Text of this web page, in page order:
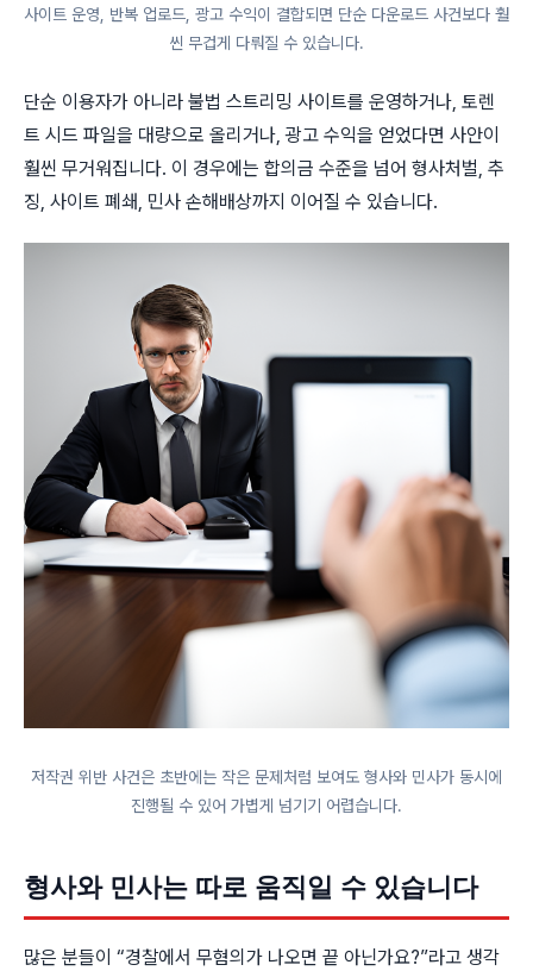
사이트 운영, 반복 업로드, 광고 수익이 결합되면 단순 다운로드 사건보다 훨
씬 무겁게 다뤄질 수 있습니다.
단순 이용자가 아니라 불법 스트리밍 사이트를 운영하거나, 토렌
트 시드 파일을 대량으로 올리거나, 광고 수익을 얻었다면 사안이
훨씬 무거워집니다. 이 경우에는 합의금 수준을 넘어 형사처벌, 추
징, 사이트 폐쇄, 민사 손해배상까지 이어질 수 있습니다.
저작권 위반 사건은 초반에는 작은 문제처럼 보여도 형사와 민사가 동시에
진행될 수 있어 가볍게 넘기기 어렵습니다.
형사와 민사는 따로 움직일 수 있습니다
많은 분들이 “경찰에서 무혐의가 나오면 끝 아닌가요?”라고 생각